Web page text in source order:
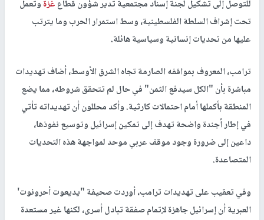
للتوصل إلى تشكيل لجنة إسناد مجتمعية تدير شؤون قطاعغزةوتعمل
تحت إشراف السلطة الفلسطينية، وسط استمرار الحرب وما يترتب
عليها من تحديات إنسانية وسياسية هائلة.
ترامب، المعروف بمواقفه الصارمة تجاه الشرق الأوسط، أضاف تهديدات
مباشرة بأن "الكل سيدفع الثمن" في حال لم تتحقق شروطه، مما يضع
المنطقة بأكملها أمام احتمالات كارثية. وأكد محللون أن تهديداته تأتي
في إطار أجندة واضحة تهدف إلى تمكين إسرائيل وتوسيع نفوذها،
داعين إلى ضرورة وجود موقف عربي موحد لمواجهة هذه التحديات
المتصاعدة.
وفي تعقيب على تهديدات ترامب، أوردت صحيفة "يديعوت أحرونوت'
العبرية أن إسرائيل جاهزة لإتمام صفقة تبادل أسرى، لكنها غير مستعدة